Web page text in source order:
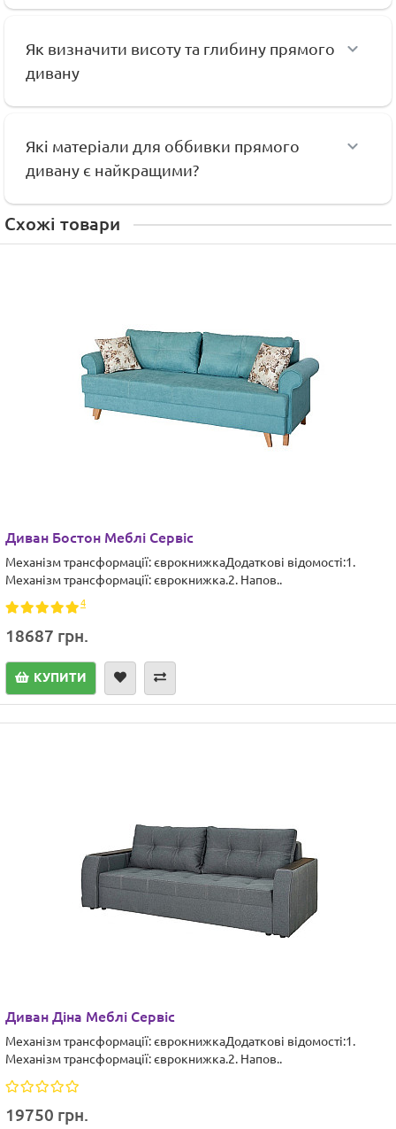
Як визначити висоту та глибину прямого
дивану
Які матеріали для оббивки прямого
дивану є найкращими?
Схожі товари
Диван Бостон Меблі Сервіс
Механізм трансформації: єврокнижкаДодаткові відомості:1.
Механізм трансформації: єврокнижка.2. Напов..
4
18687 грн.
КУПИТИ
Диван Діна Меблі Сервіс
Механізм трансформації: єврокнижкаДодаткові відомості:1.
Механізм трансформації: єврокнижка.2. Напов..
19750 грн.